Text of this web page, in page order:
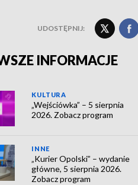
UDOSTĘPNIJ:
INFORMACJE
KULTURA
„Wejściówka” – 5 sierpnia
2026. Zobacz program
INNE
„Kurier Opolski” – wydanie
główne, 5 sierpnia 2026.
Zobacz program